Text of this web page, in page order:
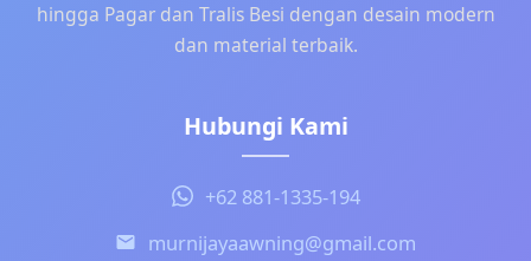
hingga Pagar dan Tralis Besi dengan desain modern
dan material terbaik.
Hubungi Kami
+62 881-1335-194
murnijayaawning@gmail.com